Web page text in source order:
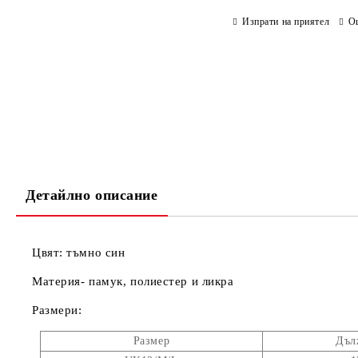
Изпрати на приятел
Детайлно описание
Цвят: тъмно син
Материя- памук, полиестер и ликра
Размери:
Размер